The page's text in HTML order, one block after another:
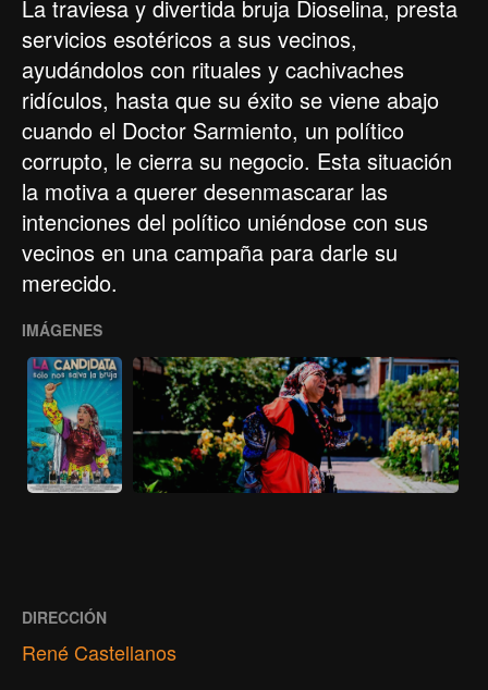
La traviesa y divertida bruja Dioselina, presta
servicios esotéricos a sus vecinos,
ayudándolos con rituales y cachivaches
ridículos, hasta que su éxito se viene abajo
cuando el Doctor Sarmiento, un político
corrupto, le cierra su negocio. Esta situación
la motiva a querer desenmascarar las
intenciones del político uniéndose con sus
vecinos en una campaña para darle su
merecido.
IMÁGENES
DIRECCIÓN
René Castellanos